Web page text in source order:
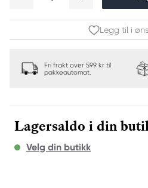
Legg til i
Fri frakt over 599 kr til
pakkeautomat.
Lagersaldo i din
Velg din butikk